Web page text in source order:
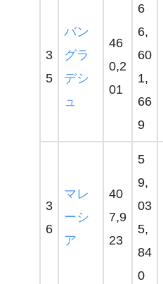
3
5
バン
グラ
デシ
ュ
46
0,2
01
6
6,
60
1,
66
9
3
6
マレ
ーシ
ア
40
7,9
23
5
9,
03
5,
84
0